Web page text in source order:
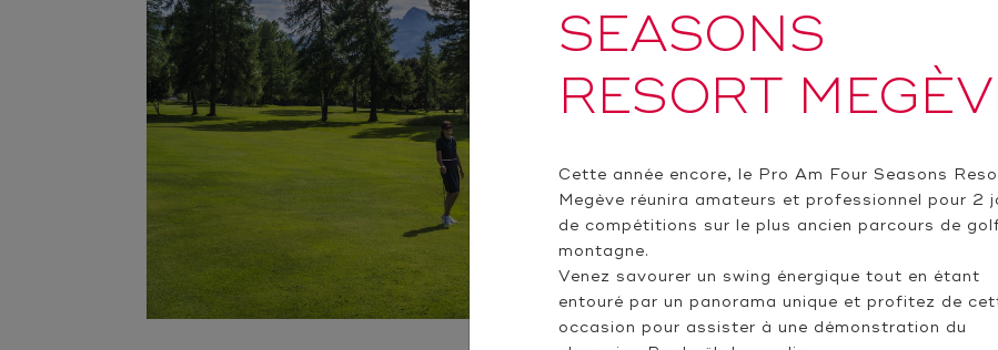
SEASONS
RESORT
Cette année encore, le Pro Am Four Seasons
Megève réunira amateurs et professionnel pour 2
de compétitions sur le plus ancien parcours de
montagne.
Venez savourer un swing énergique tout en étant
entouré par un panorama unique et profitez de
occasion pour assister à une démonstration du